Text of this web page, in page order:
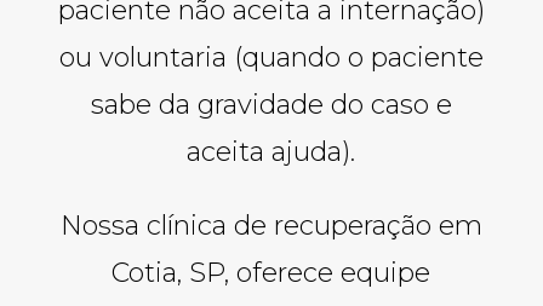
paciente não aceita a internação)
ou voluntaria (quando o paciente
sabe da gravidade do caso e
aceita ajuda).
Nossa clínica de recuperação em
Cotia, SP, oferece equipe